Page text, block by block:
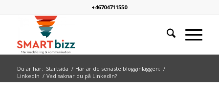
+46704711550
Du är här: Startsida / Här är de senaste blogginläggen: /
LinkedIn / Vad saknar du på LinkedIn?